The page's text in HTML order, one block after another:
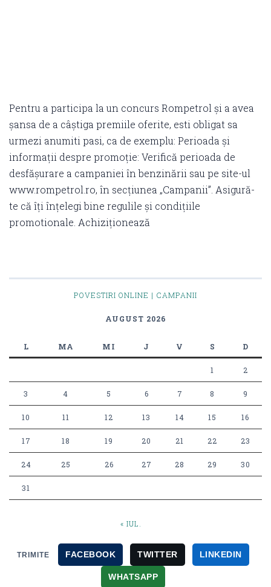
Pentru a participa la un concurs Rompetrol și a avea
șansa de a câștiga premiile oferite, esti obligat sa
urmezi anumiti pasi, ca de exemplu: Perioada și
informații despre promoție: Verifică perioada de
desfășurare a campaniei în benzinării sau pe site-ul
www.rompetrol.ro, în secțiunea „Campanii”. Asigură-
te că îți înțelegi bine regulile și condițiile
promotionale. Achiziționează
POVESTIRI ONLINE | CAMPANII
AUGUST 2026
L MA MI J V S D
1 2
3 4 5 6 7 8 9
10 11 12 13 14 15 16
17 18 19 20 21 22 23
24 25 26 27 28 29 30
31
« IUL.
TRIMITE FACEBOOK TWITTER LINKEDIN
WHATSAPP